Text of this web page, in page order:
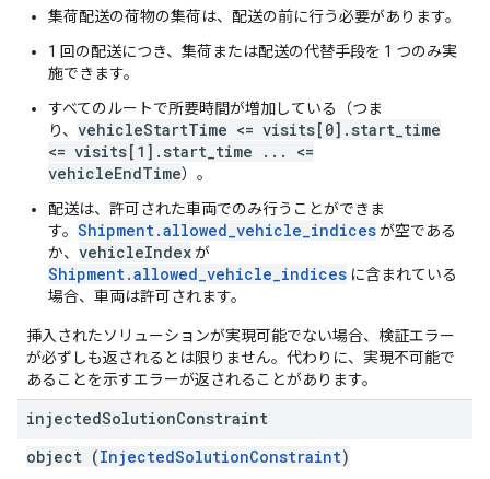
集荷配送の荷物の集荷は、配送の前に行う必要があります。
1 回の配送につき、集荷または配送の代替手段を 1 つのみ実
施できます。
すべてのルートで所要時間が増加している（つま
り、 vehicleStartTime <= visits[0].start_time
<= visits[1].start_time ... <=
vehicleEndTime）。
配送は、許可された車両でのみ行うことができま
す。 Shipment.allowed_vehicle_indicesが空である
か、 vehicleIndexが
Shipment.allowed_vehicle_indices に含まれている
場合、車両は許可されます。
挿入されたソリューションが実現可能でない場合、検証エラー
が必ずしも返されるとは限りません。代わりに、実現不可能で
あることを示すエラーが返されることがあります。
injectedSolutionConstraint
object (InjectedSolutionConstraint)